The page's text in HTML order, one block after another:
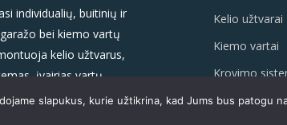
individualių, buitinių ir
bei kiemo vartų
kelio užtvarus,
įvairias vartų
ir jų valdymo
Kelio užtvarai
Kiemo vartai
Krovimo
Vartų
slapukus, kurie užtikrina, kad Jums bus patogu